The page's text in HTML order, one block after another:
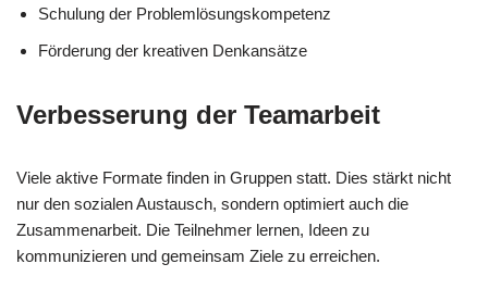
Schulung der Problemlösungskompetenz
Förderung der kreativen Denkansätze
Verbesserung der Teamarbeit
Viele aktive Formate finden in Gruppen statt. Dies stärkt nicht
nur den sozialen Austausch, sondern optimiert auch die
Zusammenarbeit. Die Teilnehmer lernen, Ideen zu
kommunizieren und gemeinsam Ziele zu erreichen.